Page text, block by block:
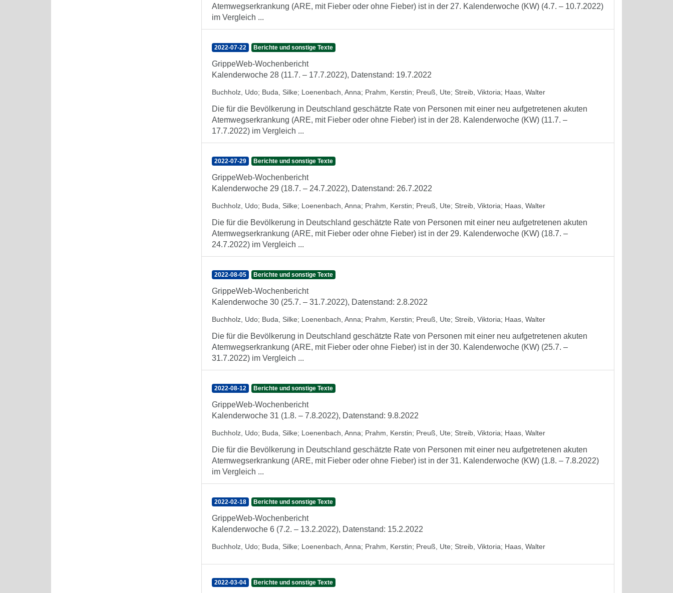
Atemwegserkrankung (ARE, mit Fieber oder ohne Fieber) ist in der 27. Kalenderwoche (KW) (4.7. – 10.7.2022)
im Vergleich ...
2022-07-22 Berichte und sonstige Texte
GrippeWeb-Wochenbericht
Kalenderwoche 28 (11.7. – 17.7.2022), Datenstand: 19.7.2022
Buchholz, Udo; Buda, Silke; Loenenbach, Anna; Prahm, Kerstin; Preuß, Ute; Streib, Viktoria; Haas, Walter
Die für die Bevölkerung in Deutschland geschätzte Rate von Personen mit einer neu aufgetretenen akuten
Atemwegserkrankung (ARE, mit Fieber oder ohne Fieber) ist in der 28. Kalenderwoche (KW) (11.7. –
17.7.2022) im Vergleich ...
2022-07-29 Berichte und sonstige Texte
GrippeWeb-Wochenbericht
Kalenderwoche 29 (18.7. – 24.7.2022), Datenstand: 26.7.2022
Buchholz, Udo; Buda, Silke; Loenenbach, Anna; Prahm, Kerstin; Preuß, Ute; Streib, Viktoria; Haas, Walter
Die für die Bevölkerung in Deutschland geschätzte Rate von Personen mit einer neu aufgetretenen akuten
Atemwegserkrankung (ARE, mit Fieber oder ohne Fieber) ist in der 29. Kalenderwoche (KW) (18.7. –
24.7.2022) im Vergleich ...
2022-08-05 Berichte und sonstige Texte
GrippeWeb-Wochenbericht
Kalenderwoche 30 (25.7. – 31.7.2022), Datenstand: 2.8.2022
Buchholz, Udo; Buda, Silke; Loenenbach, Anna; Prahm, Kerstin; Preuß, Ute; Streib, Viktoria; Haas, Walter
Die für die Bevölkerung in Deutschland geschätzte Rate von Personen mit einer neu aufgetretenen akuten
Atemwegserkrankung (ARE, mit Fieber oder ohne Fieber) ist in der 30. Kalenderwoche (KW) (25.7. –
31.7.2022) im Vergleich ...
2022-08-12 Berichte und sonstige Texte
GrippeWeb-Wochenbericht
Kalenderwoche 31 (1.8. – 7.8.2022), Datenstand: 9.8.2022
Buchholz, Udo; Buda, Silke; Loenenbach, Anna; Prahm, Kerstin; Preuß, Ute; Streib, Viktoria; Haas, Walter
Die für die Bevölkerung in Deutschland geschätzte Rate von Personen mit einer neu aufgetretenen akuten
Atemwegserkrankung (ARE, mit Fieber oder ohne Fieber) ist in der 31. Kalenderwoche (KW) (1.8. – 7.8.2022)
im Vergleich ...
2022-02-18 Berichte und sonstige Texte
GrippeWeb-Wochenbericht
Kalenderwoche 6 (7.2. – 13.2.2022), Datenstand: 15.2.2022
Buchholz, Udo; Buda, Silke; Loenenbach, Anna; Prahm, Kerstin; Preuß, Ute; Streib, Viktoria; Haas, Walter
2022-03-04 Berichte und sonstige Texte